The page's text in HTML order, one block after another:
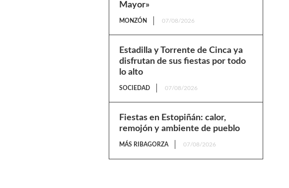
Mayor»
MONZÓN 07/08/2026
Estadilla y Torrente de Cinca ya
disfrutan de sus fiestas por todo
lo alto
SOCIEDAD 07/08/2026
Fiestas en Estopiñán: calor,
remojón y ambiente de pueblo
MÁS RIBAGORZA 07/08/2026